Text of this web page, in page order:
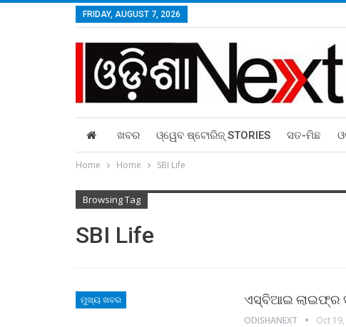
FRIDAY, AUGUST 7, 2026
ଖବର ଓ୍ୱେବ ଷ୍ଟୋରିଜ୍‌ STORIES ସତ-ମିଛ
Home Home SBI Life
Browsing Tag
SBI Life
ମୁଖ୍ୟ ଖବର ଏସ୍‌ବିଆଇ ଲାଇଫ୍‌ର
ODISHANEXT Oct